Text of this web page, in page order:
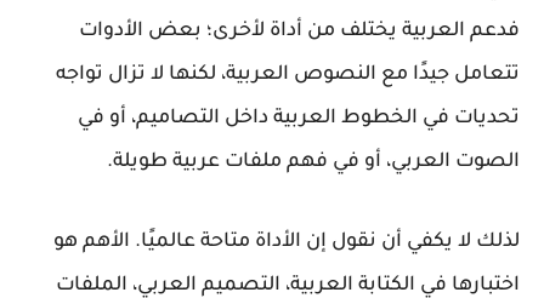
فدعم العربية يختلف من أداة لأخرى؛ بعض الأدوات
تتعامل جيدًا مع النصوص العربية، لكنها لا تزال تواجه
تحديات في الخطوط العربية داخل التصاميم، أو في
الصوت العربي، أو في فهم ملفات عربية طويلة.
لذلك لا يكفي أن نقول إن الأداة متاحة عالميًا. الأهم هو
اختبارها في الكتابة العربية، التصميم العربي، الملفات